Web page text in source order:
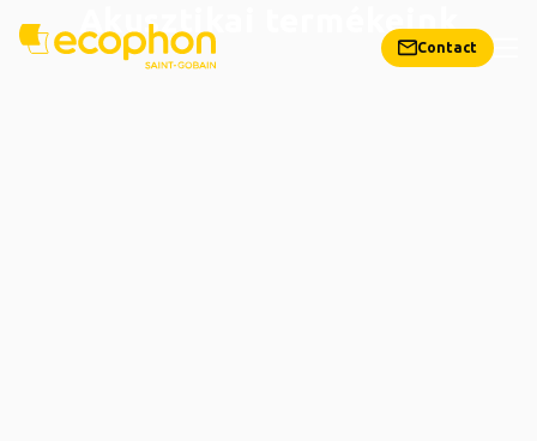
Contact
Akusztikai termékeink